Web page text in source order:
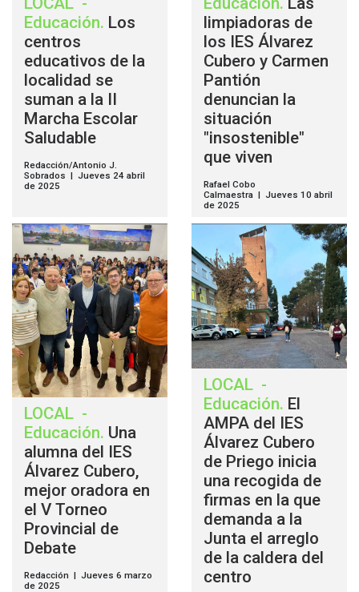
Educación. Los
centros
educativos de la
localidad se
suman a la II
Marcha Escolar
Saludable
Redacción/Antonio J.
Sobrados | Jueves 24 abril
de 2025
limpiadoras de
los IES Álvarez
Cubero y Carmen
Pantión
denuncian la
situación
"insostenible"
que viven
Rafael Cobo
Calmaestra | Jueves 10 abril
de 2025
LOCAL -
Educación. Una
alumna del IES
Álvarez Cubero,
mejor oradora en
el V Torneo
Provincial de
Debate
Redacción | Jueves 6 marzo
de 2025
LOCAL -
Educación. El
AMPA del IES
Álvarez Cubero
de Priego inicia
una recogida de
firmas en la que
demanda a la
Junta el arreglo
de la caldera del
centro